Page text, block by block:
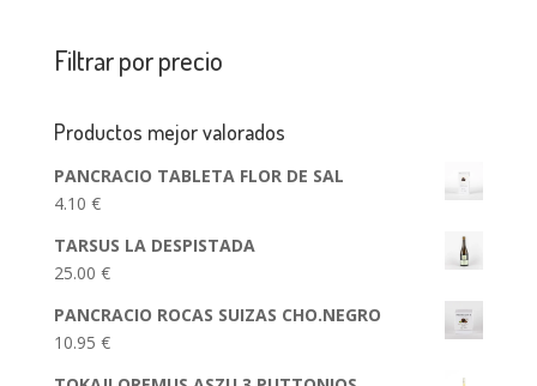
Filtrar por precio
Productos mejor valorados
PANCRACIO TABLETA FLOR DE SAL
4.10 €
TARSUS LA DESPISTADA
25.00 €
PANCRACIO ROCAS SUIZAS CHO.NEGRO
10.95 €